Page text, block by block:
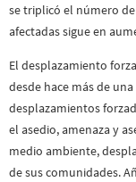
se triplicó el número
afectadas sigue en
El desplazamiento
desde hace más de
desplazamientos
el asedio, amenaza y
medio ambiente,
de sus comunidades.